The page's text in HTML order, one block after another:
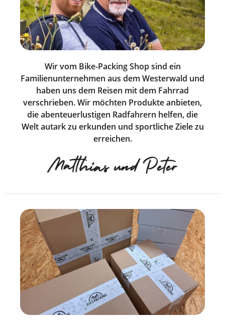
Wir vom Bike-Packing Shop sind ein
Familienunternehmen aus dem Westerwald und
haben uns dem Reisen mit dem Fahrrad
verschrieben. Wir möchten Produkte anbieten,
die abenteuerlustigen Radfahrern helfen, die
Welt autark zu erkunden und sportliche Ziele zu
erreichen.